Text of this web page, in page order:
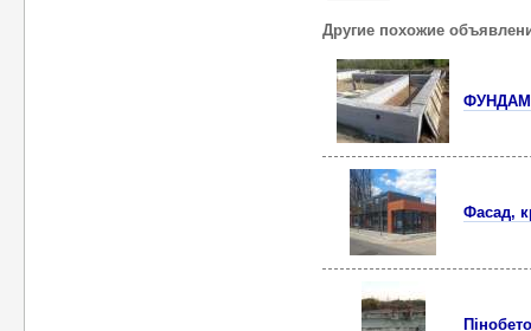
Другие похожие
Фасад,